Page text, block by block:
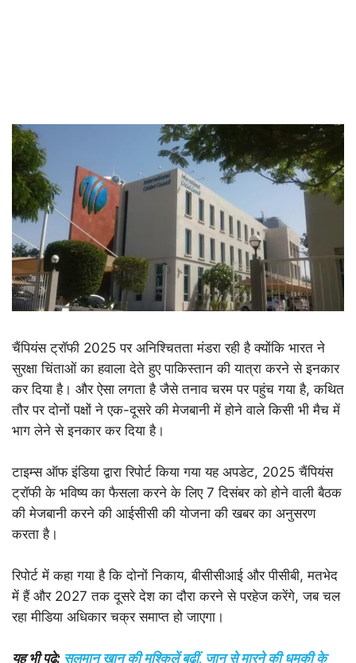
चैंपियंस ट्रॉफी 2025 पर अनिश्चितता मंडरा रही है क्योंकि भारत ने
सुरक्षा चिंताओं का हवाला देते हुए पाकिस्तान की यात्रा करने से इनकार
कर दिया है। और ऐसा लगता है जैसे तनाव चरम पर पहुंच गया है, कथित
तौर पर दोनों पक्षों ने एक-दूसरे की मेजबानी में होने वाले किसी भी मैच में
भाग लेने से इनकार कर दिया है।
टाइम्स ऑफ इंडिया द्वारा रिपोर्ट किया गया यह अपडेट, 2025 चैंपियंस
ट्रॉफी के भविष्य का फैसला करने के लिए 7 दिसंबर को होने वाली बैठक
की मेजबानी करने की आईसीसी की योजना की खबर का अनुसरण
करता है।
रिपोर्ट में कहा गया है कि दोनों निकाय, बीसीसीआई और पीसीबी, मतभेद
में हैं और 2027 तक दूसरे देश का दौरा करने से परहेज करेंगे, जब चल
रहा मीडिया अधिकार चक्र समाप्त हो जाएगा।
यह भी पढ़े: सलमान खान की मुश्किलें बढ़ीं, जान से मारने की धमकी के